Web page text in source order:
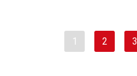
1 2 3